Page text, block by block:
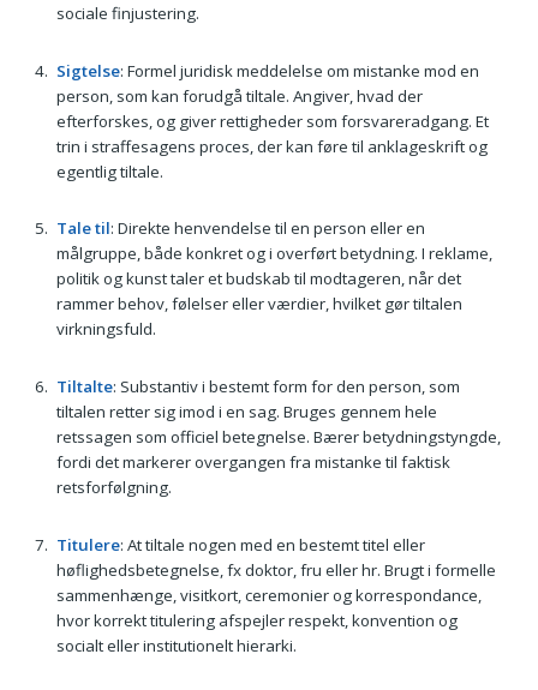
sociale finjustering.
Sigtelse: Formel juridisk meddelelse om mistanke mod en
person, som kan forudgå tiltale. Angiver, hvad der
efterforskes, og giver rettigheder som forsvareradgang. Et
trin i straffesagens proces, der kan føre til anklageskrift og
egentlig tiltale.
Tale til: Direkte henvendelse til en person eller en
målgruppe, både konkret og i overført betydning. I reklame,
politik og kunst taler et budskab til modtageren, når det
rammer behov, følelser eller værdier, hvilket gør tiltalen
virkningsfuld.
Tiltalte: Substantiv i bestemt form for den person, som
tiltalen retter sig imod i en sag. Bruges gennem hele
retssagen som officiel betegnelse. Bærer betydningstyngde,
fordi det markerer overgangen fra mistanke til faktisk
retsforfølgning.
Titulere: At tiltale nogen med en bestemt titel eller
høflighedsbetegnelse, fx doktor, fru eller hr. Brugt i formelle
sammenhænge, visitkort, ceremonier og korrespondance,
hvor korrekt titulering afspejler respekt, konvention og
socialt eller institutionelt hierarki.